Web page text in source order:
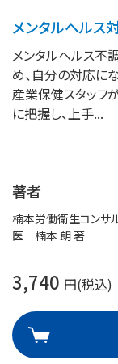
メンタルヘルス
メンタルヘルス不
め、自分の対応
産業保健スタッフ
に把握し、上手
著者
楠本労働衛生コンサ
医 楠本 朗 著
3,740 円(税込)